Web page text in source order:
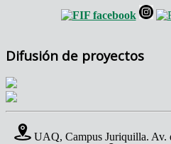
Difusión de proyectos
UAQ, Campus Juriquilla. Av.